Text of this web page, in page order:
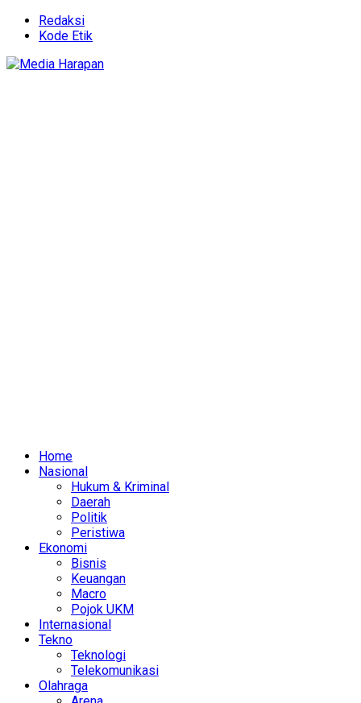
Redaksi
Kode Etik
Home
Nasional
Hukum & Kriminal
Daerah
Politik
Peristiwa
Ekonomi
Bisnis
Keuangan
Macro
Pojok UKM
Internasional
Tekno
Teknologi
Telekomunikasi
Olahraga